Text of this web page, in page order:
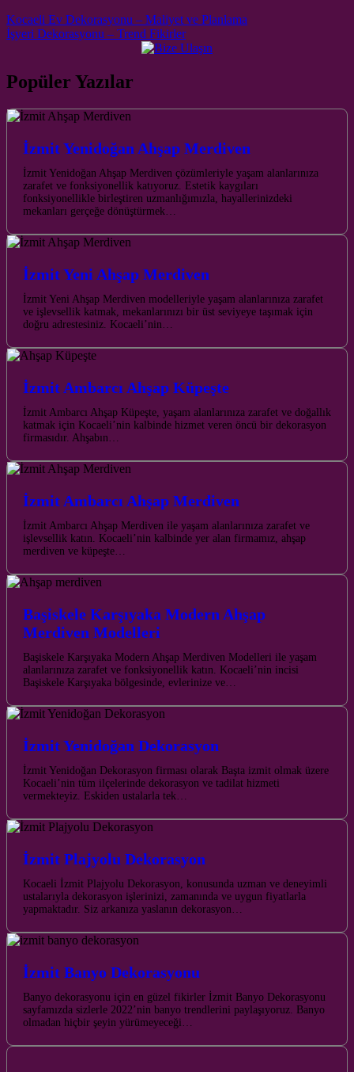
Post navigation
Kocaeli Ev Dekorasyonu – Maliyet ve Planlama
İşyeri Dekorasyonu – Trend Fikirler
Popüler Yazılar
İzmit Yenidoğan Ahşap Merdiven
İzmit Yenidoğan Ahşap Merdiven çözümleriyle yaşam alanlarınıza
zarafet ve fonksiyonellik katıyoruz. Estetik kaygıları
fonksiyonellikle birleştiren uzmanlığımızla, hayallerinizdeki
mekanları gerçeğe dönüştürmek…
İzmit Yeni Ahşap Merdiven
İzmit Yeni Ahşap Merdiven modelleriyle yaşam alanlarınıza zarafet
ve işlevsellik katmak, mekanlarınızı bir üst seviyeye taşımak için
doğru adrestesiniz. Kocaeli’nin…
İzmit Ambarcı Ahşap Küpeşte
İzmit Ambarcı Ahşap Küpeşte, yaşam alanlarınıza zarafet ve doğallık
katmak için Kocaeli’nin kalbinde hizmet veren öncü bir dekorasyon
firmasıdır. Ahşabın…
İzmit Ambarcı Ahşap Merdiven
İzmit Ambarcı Ahşap Merdiven ile yaşam alanlarınıza zarafet ve
işlevsellik katın. Kocaeli’nin kalbinde yer alan firmamız, ahşap
merdiven ve küpeşte…
Başiskele Karşıyaka Modern Ahşap
Merdiven Modelleri
Başiskele Karşıyaka Modern Ahşap Merdiven Modelleri ile yaşam
alanlarınıza zarafet ve fonksiyonellik katın. Kocaeli’nin incisi
Başiskele Karşıyaka bölgesinde, evlerinize ve…
İzmit Yenidoğan Dekorasyon
İzmit Yenidoğan Dekorasyon firması olarak Başta izmit olmak üzere
Kocaeli’nin tüm ilçelerinde dekorasyon ve tadilat hizmeti
vermekteyiz. Eskiden ustalarla tek…
İzmit Plajyolu Dekorasyon
Kocaeli İzmit Plajyolu Dekorasyon, konusunda uzman ve deneyimli
ustalarıyla dekorasyon işlerinizi, zamanında ve uygun fiyatlarla
yapmaktadır. Siz arkanıza yaslanın dekorasyon…
İzmit Banyo Dekorasyonu
Banyo dekorasyonu için en güzel fikirler İzmit Banyo Dekorasyonu
sayfamızda sizlerle 2022’nin banyo trendlerini paylaşıyoruz. Banyo
olmadan hiçbir şeyin yürümeyeceği…